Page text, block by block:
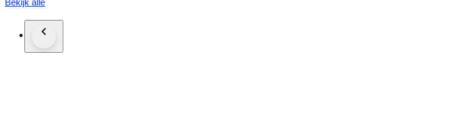
Bekijk alle